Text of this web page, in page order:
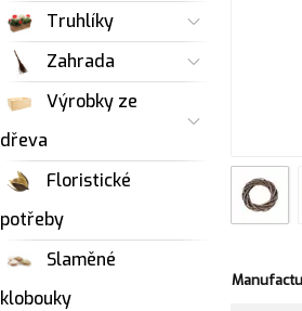
Truhlíky
Zahrada
Výrobky ze
dřeva
Floristické
potřeby
Slaměné
klobouky